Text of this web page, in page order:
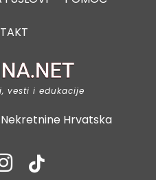
vesti i edukacije
Nekretnine Hrvatska